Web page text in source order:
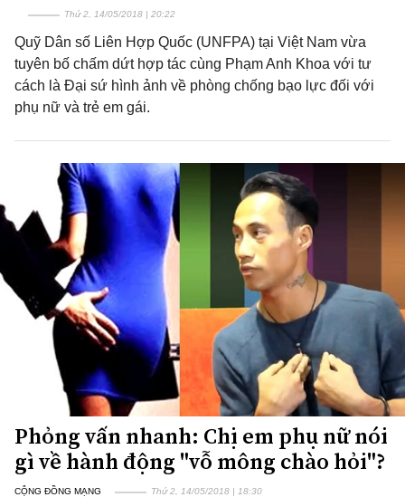
Thứ 2, 14/05/2018 | 20:22
Quỹ Dân số Liên Hợp Quốc (UNFPA) tại Việt Nam vừa
tuyên bố chấm dứt hợp tác cùng Phạm Anh Khoa với tư
cách là Đại sứ hình ảnh về phòng chống bạo lực đối với
phụ nữ và trẻ em gái.
Phỏng vấn nhanh: Chị em phụ nữ nói
gì về hành động "vỗ mông chào hỏi"?
CỘNG ĐỒNG MẠNG Thứ 2, 14/05/2018 | 18:30